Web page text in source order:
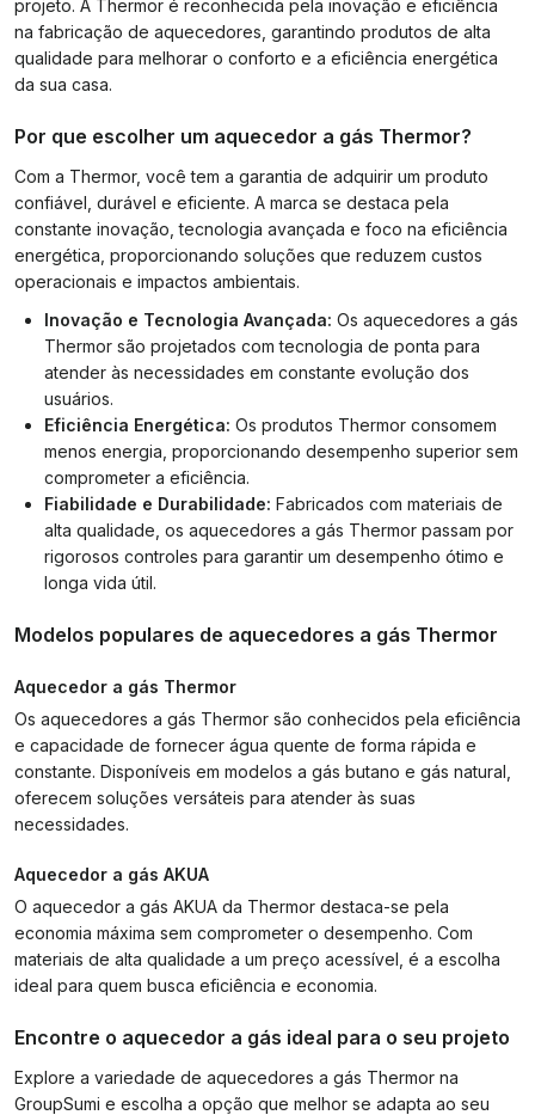
projeto. A Thermor é reconhecida pela inovação e eficiência
na fabricação de aquecedores, garantindo produtos de alta
qualidade para melhorar o conforto e a eficiência energética
da sua casa.
Por que escolher um aquecedor a gás Thermor?
Com a Thermor, você tem a garantia de adquirir um produto
confiável, durável e eficiente. A marca se destaca pela
constante inovação, tecnologia avançada e foco na eficiência
energética, proporcionando soluções que reduzem custos
operacionais e impactos ambientais.
Inovação e Tecnologia Avançada: Os aquecedores a gás
Thermor são projetados com tecnologia de ponta para
atender às necessidades em constante evolução dos
usuários.
Eficiência Energética: Os produtos Thermor consomem
menos energia, proporcionando desempenho superior sem
comprometer a eficiência.
Fiabilidade e Durabilidade: Fabricados com materiais de
alta qualidade, os aquecedores a gás Thermor passam por
rigorosos controles para garantir um desempenho ótimo e
longa vida útil.
Modelos populares de aquecedores a gás Thermor
Aquecedor a gás Thermor
Os aquecedores a gás Thermor são conhecidos pela eficiência
e capacidade de fornecer água quente de forma rápida e
constante. Disponíveis em modelos a gás butano e gás natural,
oferecem soluções versáteis para atender às suas
necessidades.
Aquecedor a gás AKUA
O aquecedor a gás AKUA da Thermor destaca-se pela
economia máxima sem comprometer o desempenho. Com
materiais de alta qualidade a um preço acessível, é a escolha
ideal para quem busca eficiência e economia.
Encontre o aquecedor a gás ideal para o seu projeto
Explore a variedade de aquecedores a gás Thermor na
GroupSumi e escolha a opção que melhor se adapta ao seu